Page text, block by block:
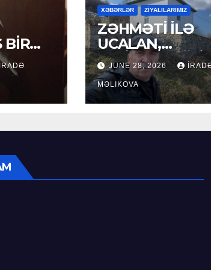
BİR
İRADƏ
XƏBƏRLƏR ZİYALILARIMIZ
ZƏHMƏTİ İLƏ
UCALAN,
XEYİRXAHLIĞI
SEÇİLƏN: HACI
RAMAZAN
JUNE 28, 2026
MƏLIKOVA